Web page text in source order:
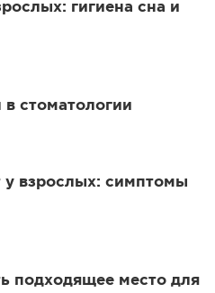
гигиена сна и
стоматологии
у взрослых: симптомы
подходящее место для